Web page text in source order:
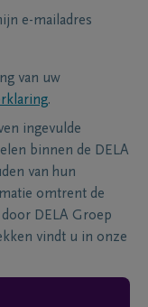
e-mailadres
van uw
.
ingevulde
binnen de DELA
van hun
omtrent de
DELA Groep
vindt u in onze